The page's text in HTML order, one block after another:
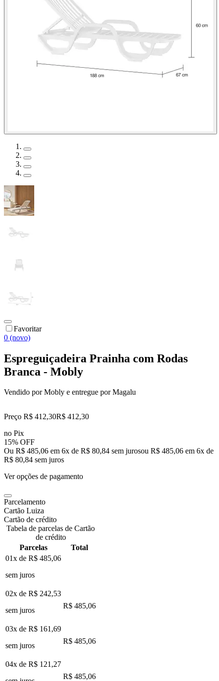
Favoritar
0 (novo)
Espreguiçadeira Prainha com Rodas
Branca - Mobly
Vendido porMobly e entregue por Magalu
Preço R$ 412,30R$ 412,30
no Pix
15% OFF
Ou R$ 485,06 em 6x de R$ 80,84 sem jurosou R$ 485,06 em 6x de
R$ 80,84 sem juros
Ver opções de pagamento
Parcelamento
Cartão Luiza
Cartão de crédito
Tabela de parcelas de Cartão
de crédito
Parcelas
Total
01x de R$ 485,06
sem juros
02x de R$ 242,53
sem juros
R$ 485,06
03x de R$ 161,69
sem juros
R$ 485,06
04x de R$ 121,27
R$ 485,06